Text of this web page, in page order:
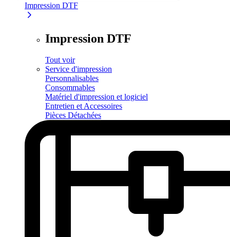
Impression DTF
Impression DTF
Tout voir
Service d'impression
Personnalisables
Consommables
Matériel d'impression et logiciel
Entretien et Accessoires
Pièces Détachées